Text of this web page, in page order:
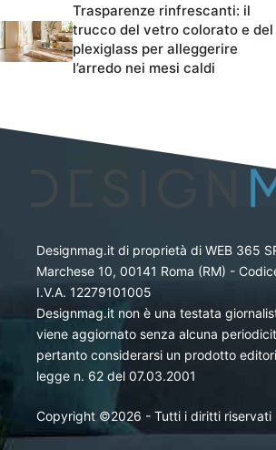
Trasparenze rinfrescanti: il
trucco del vetro colorato e del
plexiglass per alleggerire
l’arredo nei mesi caldi
Designmag.it di proprietà di WEB 365
Marchese 10, 00141 Roma (RM) -
I.V.A. 12279101005
Designmag.it non è una testata
viene aggiornato senza alcuna
pertanto considerarsi un prodotto
legge n. 62 del 07.03.2001
Copyright ©2026 - Tutti i diritti riservati